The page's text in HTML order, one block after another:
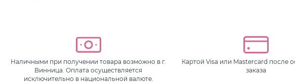
Наличными при получении товара возможно в г.
Винница. Оплата осуществляется
исключительно в национальной валюте.
Картой Visa или Mastercard после
заказа